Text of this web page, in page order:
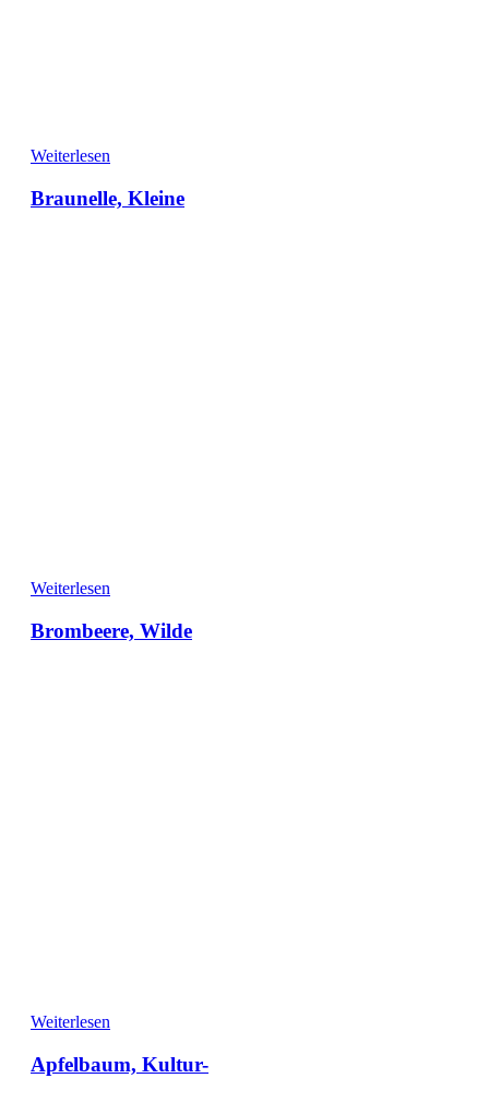
Weiterlesen
Braunelle, Kleine
Weiterlesen
Brombeere, Wilde
Weiterlesen
Apfelbaum, Kultur-